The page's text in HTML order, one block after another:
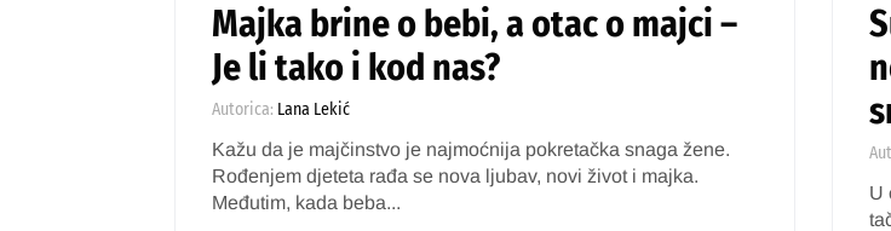
Majka brine o bebi, a otac o majci –
Je li tako i kod nas?
Autorica: Lana Lekić
Kažu da je majčinstvo je najmoćnija pokretačka snaga žene.
Rođenjem djeteta rađa se nova ljubav, novi život i majka.
Međutim, kada beba...
U